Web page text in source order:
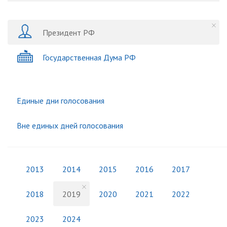
Президент РФ
Государственная Дума РФ
Единые дни голосования
Вне единых дней голосования
2013 2014 2015 2016 2017
2018 2019 2020 2021 2022
2023 2024